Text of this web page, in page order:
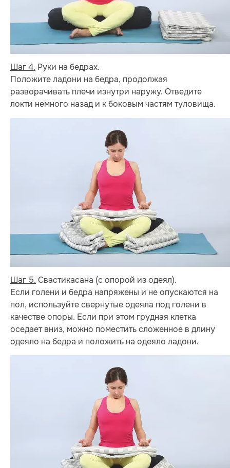
Шаг 4. Руки на бедрах.
Положите ладони на бедра, продолжая
разворачивать плечи изнутри наружу. Отведите
локти немного назад и к боковым частям туловища.
Шаг 5. Свастикасана (с опорой из одеял).
Если голени и бедра напряжены и не опускаются на
пол, используйте свернутые одеяла под голени в
качестве опоры. Если при этом грудная клетка
оседает вниз, можно поместить сложенное в длину
одеяло на бедра и положить на одеяло ладони.